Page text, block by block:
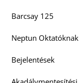
Barcsay 125
Neptun Oktatóknak
Bejelentések